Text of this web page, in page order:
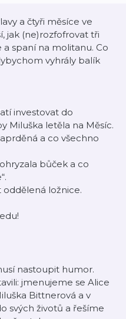
a čtyři měsíce ve
jak (ne)rozfofrovat tři
a spaní na molitanu. Co
vyhrály balík
investovat do
Miluška letěla na Měsíc.
a co všechno
bůček a co
oddělená ložnice.
nastoupit humor.
jmenujeme se Alice
Bittnerová a v
svých životů a řešíme